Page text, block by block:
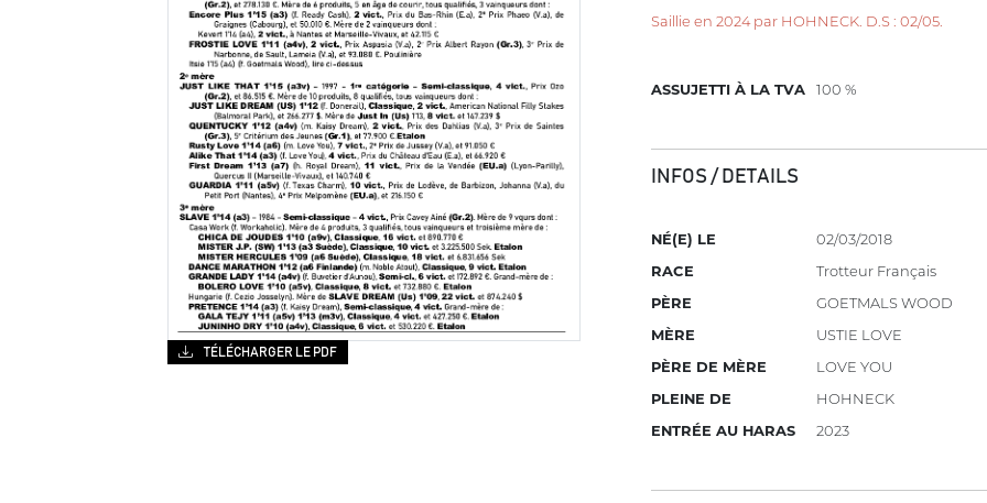
Saillie en 2024 par HOHNECK. D.S : 02/05.
ASSUJETTI À LA TVA 100 %
INFOS / DETAILS
NÉ(E) LE
02/03/2018
RACE
Trotteur Français
PÈRE
GOETMALS WOOD
MÈRE
USTIE LOVE
PÈRE DE MÈRE
LOVE YOU
PLEINE DE
HOHNECK
ENTRÉE AU HARAS
2023
TÉLÉCHARGER LE PDF